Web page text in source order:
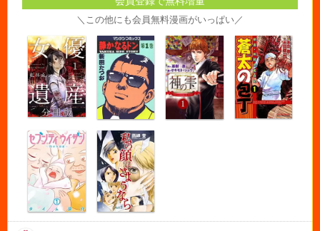
＼この他にも会員無料漫画がいっぱい／